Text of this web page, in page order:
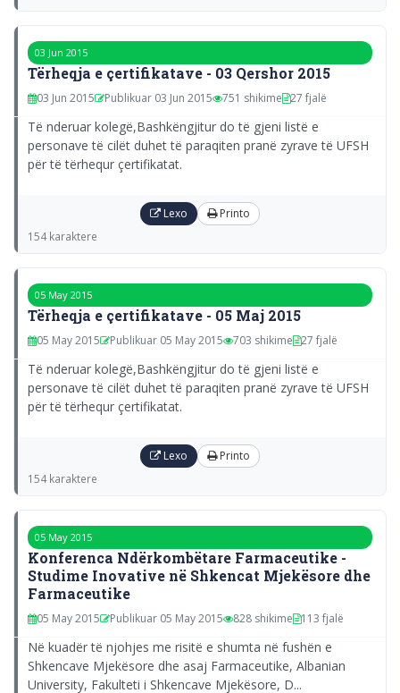
03 Jun 2015
Tërheqja e çertifikatave - 03 Qershor 2015
03 Jun 2015 Publikuar 03 Jun 2015 751 shikime 27 fjalë
Të nderuar kolegë,Bashkëngjitur do të gjeni listë e
personave të cilët duhet të paraqiten pranë zyrave të UFSH
për të tërhequr çertifikatat.
Lexo Printo
154 karaktere
05 May 2015
Tërheqja e çertifikatave - 05 Maj 2015
05 May 2015 Publikuar 05 May 2015 703 shikime 27 fjalë
Të nderuar kolegë,Bashkëngjitur do të gjeni listë e
personave të cilët duhet të paraqiten pranë zyrave të UFSH
për të tërhequr çertifikatat.
Lexo Printo
154 karaktere
05 May 2015
Konferenca Ndërkombëtare Farmaceutike -
Studime Inovative në Shkencat Mjekësore dhe
Farmaceutike
05 May 2015 Publikuar 05 May 2015 828 shikime 113 fjalë
Në kuadër të njohjes me risitë e shumta në fushën e
Shkencave Mjekësore dhe asaj Farmaceutike, Albanian
University, Fakulteti i Shkencave Mjekësore, D...